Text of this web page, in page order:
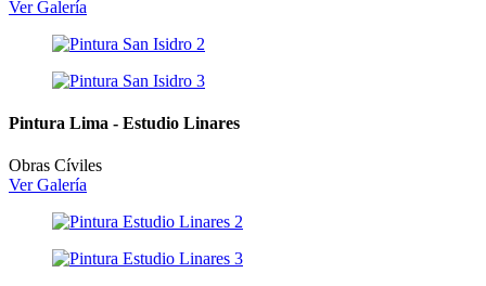
Ver Galería
Pintura Lima - Estudio Linares
Obras Cíviles
Ver Galería